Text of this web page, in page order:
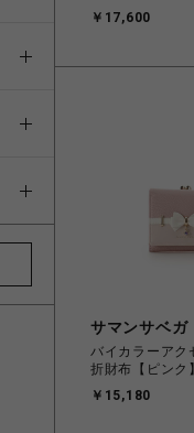
￥17,600
サマンサベガ
バイカラーアク
折財布【ピンク】
￥15,180